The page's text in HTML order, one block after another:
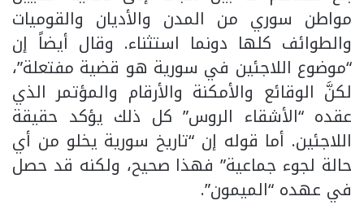
مواطن سوري من المدن والأديان والقوميات
والطوائف كلها دونما استثناء. وقال أيضاً إن
“موضوع اللاجئين في سورية هو قضية مفتعلة”،
لكنَّ الوقائع والأمكنة والأرقام والمؤتمر الذي
عقده “الأشقاء الروس” كل ذلك يؤكد حقيقة
اللاجئين. أما قوله إن “تاريخ سورية يخلو من أي
حالة لجوء جماعية” فهذا صحيح، ولكنه قد حصل
في عهده “الميمون”.